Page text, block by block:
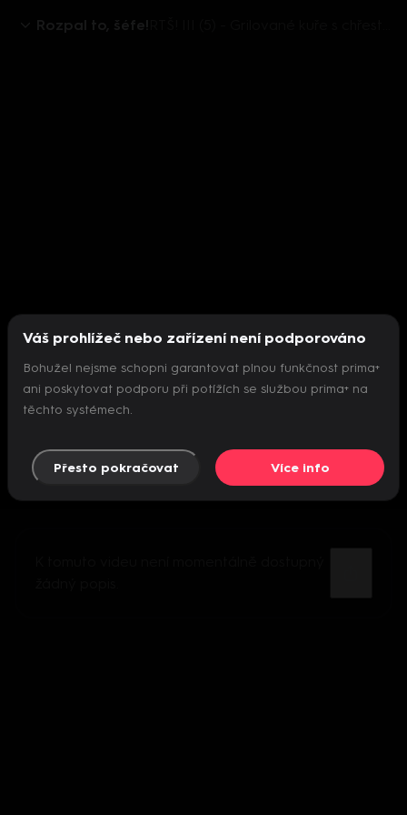
Rozpal to, šéfe!
Nepodařilo se inicializovat přehrávač
Váš prohlížeč nebo zařízení není podporováno
Bohužel nejsme schopni garantovat plnou funkčnost prima+
ani poskytovat podporu při potížích se službou prima+ na
těchto systémech.
Přesto pokračovat Více info